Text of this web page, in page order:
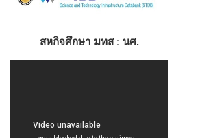
สหกิจศึกษา มทส : นศ.